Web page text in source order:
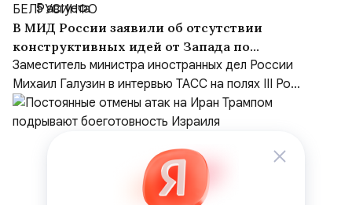
5 августа
В МИД России заявили об отсутствии
конструктивных идей от Запада по
Украине и переходе на язык ультиматумов
Заместитель министра иностранных дел России
Михаил Галузин в интервью ТАСС на полях III Ро...